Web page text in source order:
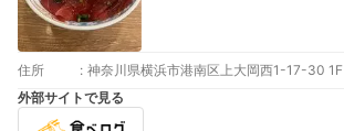
住所 : 神奈川県横浜市港南区上大岡西1-17-30 1F
外部サイトで見る